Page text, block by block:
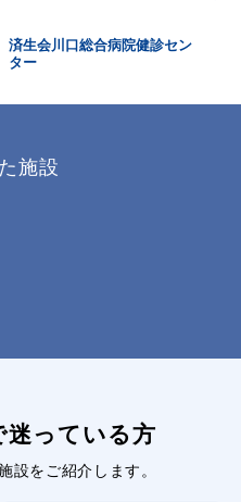
済生会川口総合病院健診セン
ター
施設
迷っている方
設をご紹介します。